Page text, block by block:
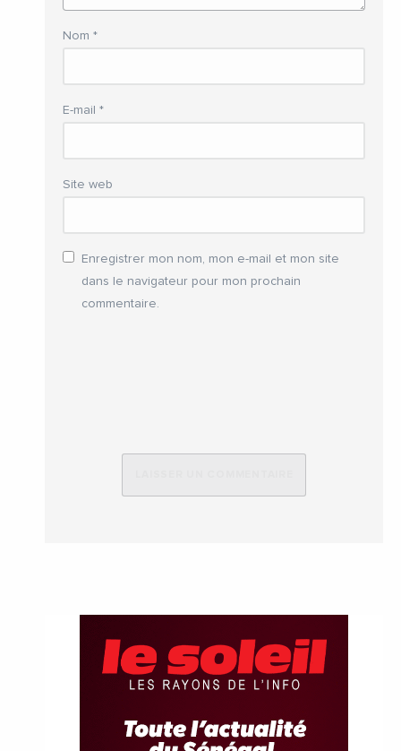
Nom *
E-mail *
Site web
Enregistrer mon nom, mon e-mail et mon site
dans le navigateur pour mon prochain
commentaire.